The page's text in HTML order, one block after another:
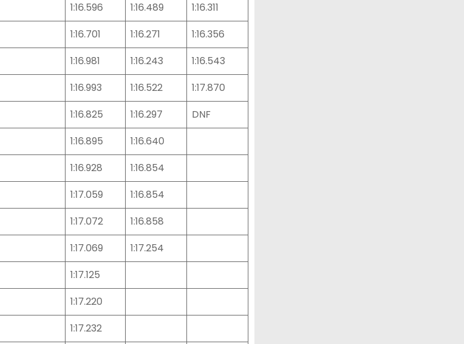
1:16.596 1:16.489
1:16.311
1:16.701 1:16.271
1:16.356
1:16.981 1:16.243
1:16.543
1:16.993 1:16.522
1:17.870
1:16.825 1:16.297
DNF
1:16.895
1:16.640
1:16.928
1:16.854
1:17.059
1:16.854
1:17.072
1:16.858
1:17.069
1:17.254
1:17.125
1:17.220
1:17.232